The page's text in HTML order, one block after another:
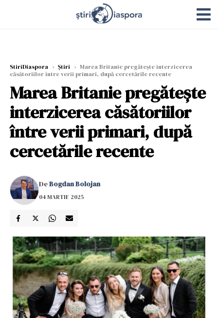
StiriDiaspora › Știri › Marea Britanie pregătește interzicerea
căsătoriilor între verii primari, după cercetările recente
Marea Britanie pregătește
interzicerea căsătoriilor
între verii primari, după
cercetările recente
DeBogdan Bolojan
04 MARTIE 2025